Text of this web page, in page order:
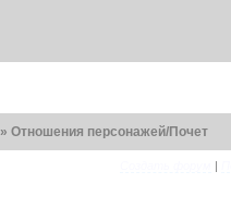
»Отношения персонажей/Почет